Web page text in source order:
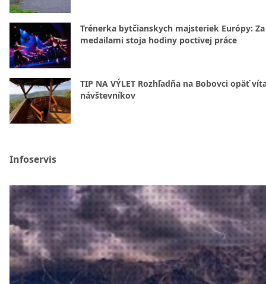
Trénerka bytčianskych majsteriek Európy: Za
medailami stoja hodiny poctivej práce
TIP NA VÝLET Rozhľadňa na Bobovci opäť
návštevníkov
Infoservis